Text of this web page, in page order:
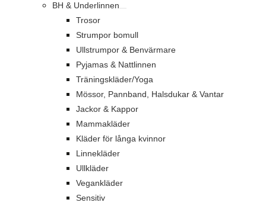
BH & Underlinnen
Trosor
Strumpor bomull
Ullstrumpor & Benvärmare
Pyjamas & Nattlinnen
Träningskläder/Yoga
Mössor, Pannband, Halsdukar & Vantar
Jackor & Kappor
Mammakläder
Kläder för långa kvinnor
Linnekläder
Ullkläder
Vegankläder
Sensitiv